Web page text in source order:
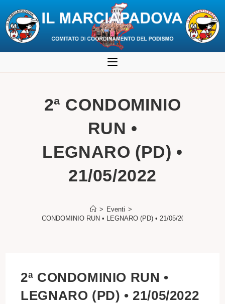
al
2ª CONDOMINIO
RUN •
LEGNARO (PD) •
21/05/2022
> Eventi >
2ª CONDOMINIO RUN • LEGNARO (PD) • 21/05/2022
2ª CONDOMINIO RUN •
LEGNARO (PD) • 21/05/2022